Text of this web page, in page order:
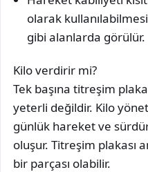
olarak kullanılabilmesi
gibi alanlarda görülür.
Kilo verdirir mi?
Tek başına titreşim
yeterli değildir. Kilo
günlük hareket ve
oluşur. Titreşim plakası
bir parçası olabilir.